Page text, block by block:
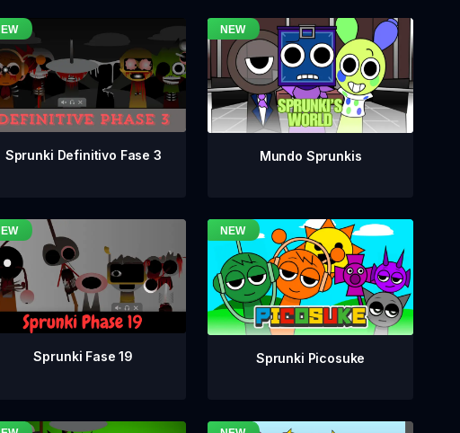
Sprunki Definitivo Fase 3 Mundo Sprunkis
Sprunki Fase 19 Sprunki Picosuke